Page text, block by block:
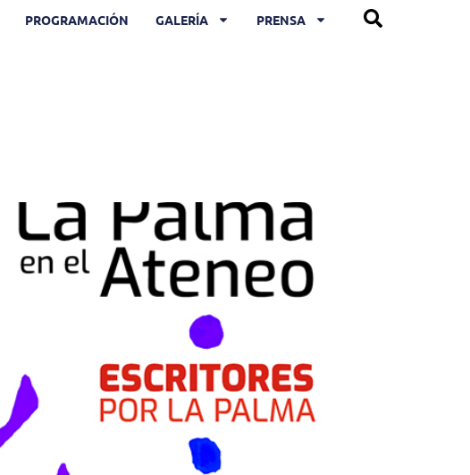
PROGRAMACIÓN GALERÍA PRENSA